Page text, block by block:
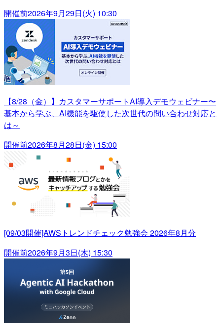
開催前2026年9月29日(火) 10:30
【8/28（金）】カスタマーサポートAI導入デモウェビナー〜
基本から学ぶ、AI機能を駆使した次世代の問い合わせ対応と
は～
開催前2026年8月28日(金) 15:00
[09/03開催]AWSトレンドチェック勉強会 2026年8月分
開催前2026年9月3日(木) 15:30